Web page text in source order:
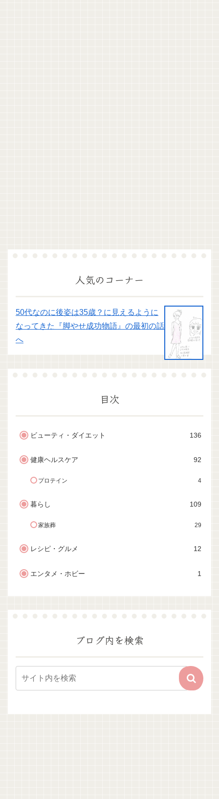
人気のコーナー
50代なのに後姿は35歳？に見えるように
なってきた『脚やせ成功物語』の最初の話
へ
目次
ビューティ・ダイエット 136
健康ヘルスケア 92
プロテイン 4
暮らし 109
家族葬 29
レシピ・グルメ 12
エンタメ・ホビー 1
ブログ内を検索